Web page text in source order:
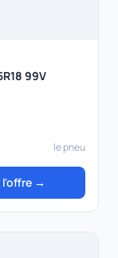
99V
le pneu
l'offre →